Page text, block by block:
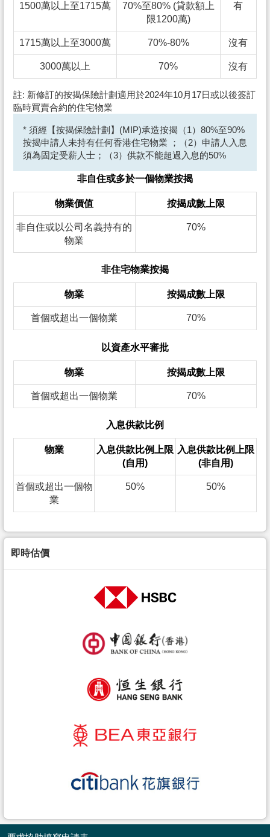
1500萬以上至1715萬
70%至80% (貸款額上
限1200萬)
有
1715萬以上至3000萬 70%-80% 沒有
3000萬以上 70% 沒有
註: 新修訂的按揭保險計劃適用於2024年10月17日或以後簽訂
臨時買賣合約的住宅物業
* 須經【按揭保險計劃】(MIP)承造按揭（1）80%至90%
按揭申請人未持有任何香港住宅物業 ；（2）申請人入息
須為固定受薪人士；（3）供款不能超過入息的50%
非自住或多於一個物業按揭
物業價值 按揭成數上限
非自住或以公司名義持有的
物業
70%
非住宅物業按揭
物業 按揭成數上限
首個或超出一個物業 70%
以資產水平審批
物業 按揭成數上限
首個或超出一個物業 70%
入息供款比例
物業
入息供款比例上限
(自用)
入息供款比例上限
(非自用)
首個或超出一個物
業
50% 50%
即時估價